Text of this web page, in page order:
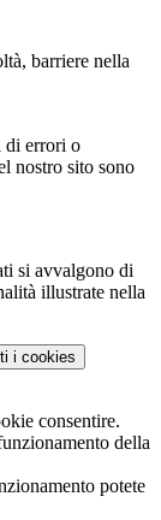
barriere nella
di errori o
nostro sito sono
si avvalgono di
illustrate nella
i cookies
consentire.
della
potete